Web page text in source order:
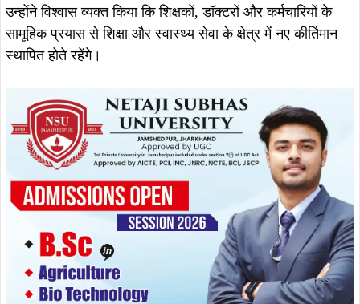
उन्होंने विश्वास व्यक्त किया कि शिक्षकों, डॉक्टरों और कर्मचारियों के
सामूहिक प्रयास से शिक्षा और स्वास्थ्य सेवा के क्षेत्र में नए कीर्तिमान
स्थापित होते रहेंगे।